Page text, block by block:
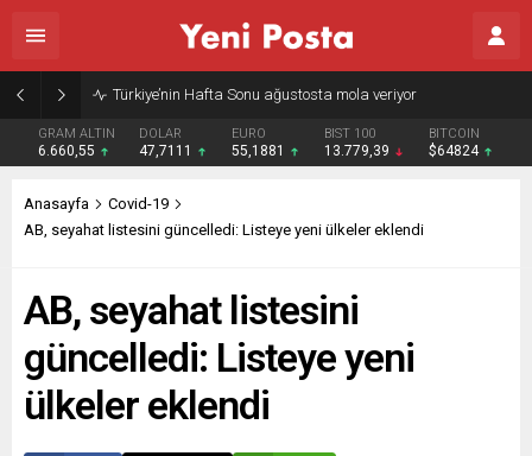
Türkiye’nin Hafta Sonu ağustosta mola veriyor
GRAM ALTIN
6.660,55
DOLAR
47,7111
EURO
55,1881
BIST 100
13.779,39
BITCOIN
$64824
Anasayfa
Covid-19
AB, seyahat listesini güncelledi: Listeye yeni ülkeler eklendi
AB, seyahat listesini
güncelledi: Listeye yeni
ülkeler eklendi